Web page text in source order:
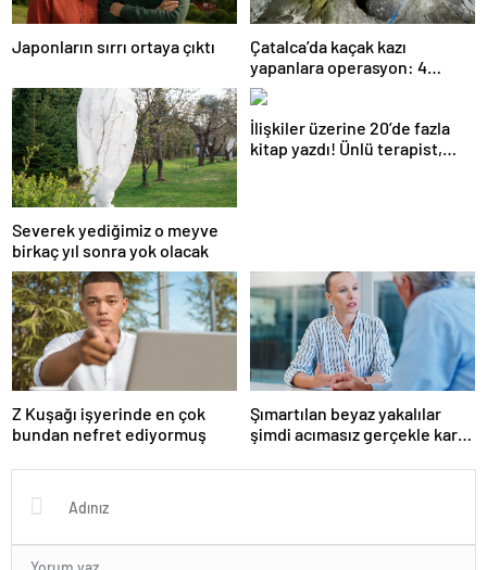
Japonların sırrı ortaya çıktı
Çatalca’da kaçak kazı
yapanlara operasyon: 4
gözaltı
Severek yediğimiz o meyve
birkaç yıl sonra yok olacak
İlişkiler üzerine 20’de fazla
kitap yazdı! Ünlü terapist,
Z Kuşağı işyerinde en çok
bundan nefret ediyormuş
Şımartılan beyaz yakalılar
şimdi acımasız gerçekle karşı